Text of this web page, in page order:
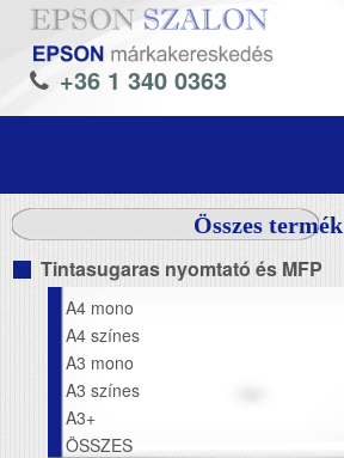
+36 1 340 0363
Összes termék
Tintasugaras nyomtató és MFP
A4 mono
A4 színes
A3 mono
A3 színes
A3+
ÖSSZES